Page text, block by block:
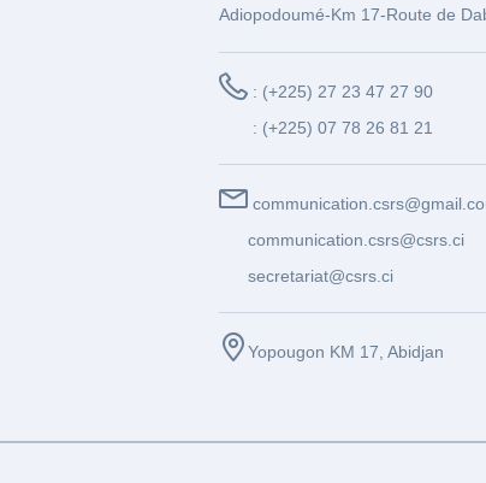
Adiopodoumé-Km 17-Route de
: (+225) 27 23 47 27 90
: (+225) 07 78 26 81 21
communication.csrs@csrs.ci
secretariat@csrs.ci
Yopougon KM 17, Abidjan